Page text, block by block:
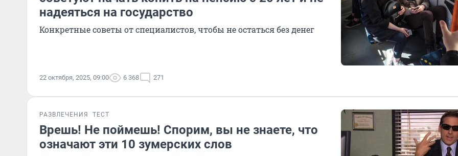
надеяться на государство
Конкретные советы от специалистов, чтобы не остаться без денег
22 октября, 2025, 09:00 6 368 271
РАЗВЛЕЧЕНИЯ ТЕСТ
Врешь! Не поймешь! Спорим, вы не знаете, что
означают эти 10 зумерских слов